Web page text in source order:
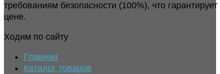
требованиям безопасности (100%), что
цене.
Ходим по сайту
Главная
Каталог товаров